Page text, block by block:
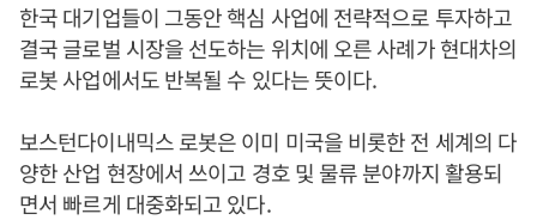
한국 대기업들이 그동안 핵심 사업에 전략적으로 투자하고
결국 글로벌 시장을 선도하는 위치에 오른 사례가 현대차의
로봇 사업에서도 반복될 수 있다는 뜻이다.
보스턴다이내믹스 로봇은 이미 미국을 비롯한 전 세계의 다
양한 산업 현장에서 쓰이고 경호 및 물류 분야까지 활용되
면서 빠르게 대중화되고 있다.